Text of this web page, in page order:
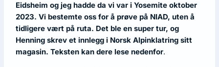
Eidsheim og jeg hadde da vi var i Yosemite oktober
2023. Vi bestemte oss for å prøve på NIAD, uten å
tidligere vært på ruta. Det ble en super tur, og
Henning skrev et innlegg i Norsk Alpinklatring sitt
magasin. Teksten kan dere lese nedenfor.